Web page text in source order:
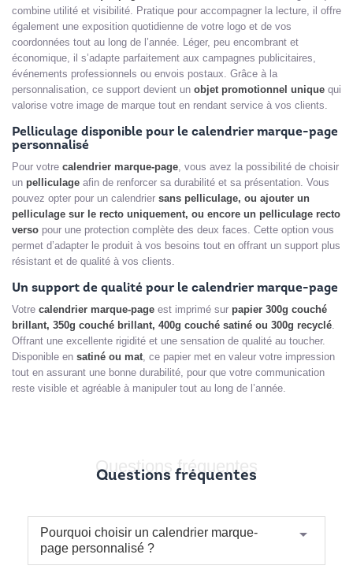
combine utilité et visibilité. Pratique pour accompagner la lecture, il offre
également une exposition quotidienne de votre logo et de vos
coordonnées tout au long de l’année. Léger, peu encombrant et
économique, il s’adapte parfaitement aux campagnes publicitaires,
événements professionnels ou envois postaux. Grâce à la
personnalisation, ce support devient un objet promotionnel unique qui
valorise votre image de marque tout en rendant service à vos clients.
Pelliculage disponible pour le calendrier marque-page
personnalisé
Pour votre calendrier marque-page, vous avez la possibilité de choisir
un pelliculage afin de renforcer sa durabilité et sa présentation. Vous
pouvez opter pour un calendrier sans pelliculage, ou ajouter un
pelliculage sur le recto uniquement, ou encore un pelliculage recto
verso pour une protection complète des deux faces. Cette option vous
permet d’adapter le produit à vos besoins tout en offrant un support plus
résistant et de qualité à vos clients.
Un support de qualité pour le calendrier marque-page
Votre calendrier marque-page est imprimé sur papier 300g couché
brillant, 350g couché brillant, 400g couché satiné ou 300g recyclé.
Offrant une excellente rigidité et une sensation de qualité au toucher.
Disponible en satiné ou mat, ce papier met en valeur votre impression
tout en assurant une bonne durabilité, pour que votre communication
reste visible et agréable à manipuler tout au long de l’année.
Questions fréquentes
Questions fréquentes
Pourquoi choisir un calendrier marque-
page personnalisé ?
arrow_drop_down